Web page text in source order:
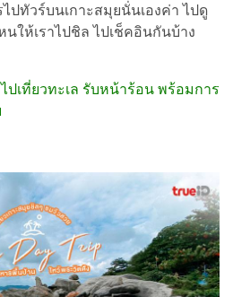
ปทัวร์บนเกาะสมุยนั่นเองค่า ไปดู
ให้เราไปชิล ไปเช็คอินกันบ้าง
ปเที่ยวทะเล รับหน้าร้อน พร้อมการ